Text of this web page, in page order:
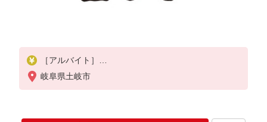
［アルバイト］
［1］時給1,180円〜1,350円
※週5日〜の場合は、時給1,200円〜1,500円
岐阜県土岐市